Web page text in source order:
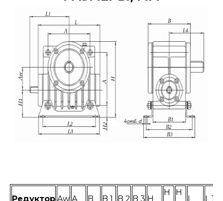
Редуктор Aw А B B 1 B 2 B 3 H
H
H
L L 1